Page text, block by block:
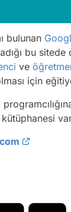
bulunan
bu
ve
için